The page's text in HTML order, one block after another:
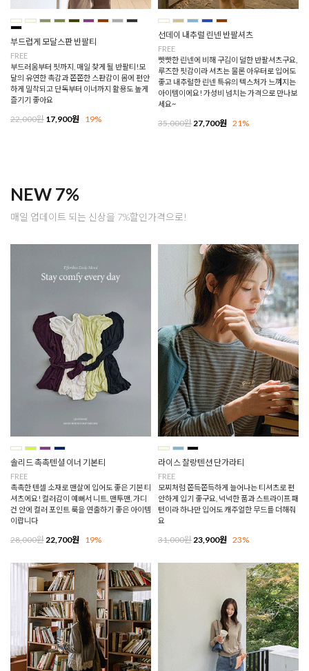
부드럽게 모달스판 반팔티
FREE
부드러움부터 핏까지, 매일 찾게 될 반팔티!모
달의 유연한 촉감과 쫀쫀한 스판감이 몸에 편안
하게 밀착되고 단독부터 이너까지 활용도 높게
즐기기 좋아요
22,000원 17,900원 19%
선데이 내추럴 린넨 반팔셔츠
FREE
빳빳한 린넨에 비해 구김이 덜한 반팔셔츠구요,
루즈한 핏감이라 셔츠는 물론 아우터로 입어도
좋고 내추럴한 린넨 특유의 텍스처가 느껴지는
아이템이에요! 가성비 넘치는 가격으로 만나보
세요~
35,000원27,700원 21%
NEW 7%
매일 업데이트 되는 신상을 7%할인가격으로!
솔리드 촉촉텐셜 이너 기본티
FREE
촉촉한 텐셀 소재로 맨살에 입어도 좋은 기본 티
셔츠에요! 컬러감이 예뻐서 니트, 맨투맨, 가디
건 안에 컬러 포인트 룩을 연출하기 좋은 아이템
이랍니다
28,000원22,700원 19%
라이스 찰랑텐션 단가라티
FREE
모찌처럼 쫀득쫀득하게 늘어나는 티셔츠로 편
안하게 입기 좋구요, 넉넉한 품과 스트라이프 패
턴이라 하나만 입어도 캐주얼한 무드를 더해줘
요
31,000원23,900원 23%